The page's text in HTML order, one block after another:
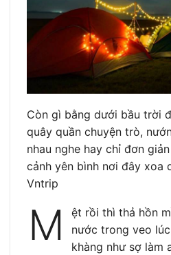
Còn gì bằng dưới bầu trời
quây quần chuyện trò,
nhau nghe hay chỉ đơn
cảnh yên bình nơi đây xoa
Vntrip
M
ệt rồi thì thả hồn
nước trong veo
khàng như sợ làm